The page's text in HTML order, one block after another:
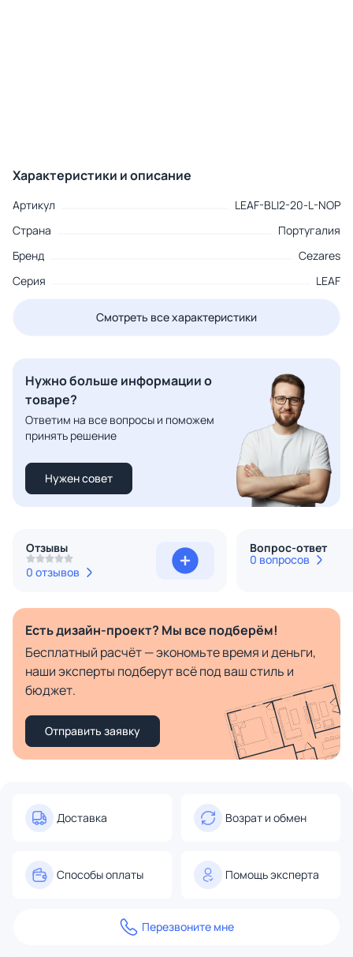
Характеристики и описание
Артикул
LEAF-BLI2-20-L-NOP
Страна
Португалия
Бренд
Cezares
Серия
LEAF
Смотреть все характеристики
Нужно больше информации о
товаре?
Ответим на все вопросы и поможем
принять решение
Нужен совет
Отзывы
0 отзывов
Вопрос-ответ
0 вопросов
Есть дизайн-проект? Мы все подберём!
Бесплатный расчёт — экономьте время и деньги,
наши эксперты подберут всё под ваш стиль и
бюджет.
Отправить заявку
Доставка Возрат и обмен
Способы оплаты Помощь эксперта
Перезвоните мне